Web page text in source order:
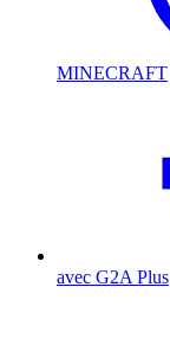
MINECRAFT
avec G2A Plus